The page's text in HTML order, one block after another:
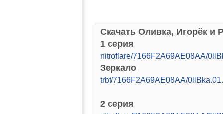
Скачать Оливка, Игорёк и
1 серия
nitroflare/7166F2A69AE08AA/
Зеркало
trbt/7166F2A69AE08AA/
2 серия